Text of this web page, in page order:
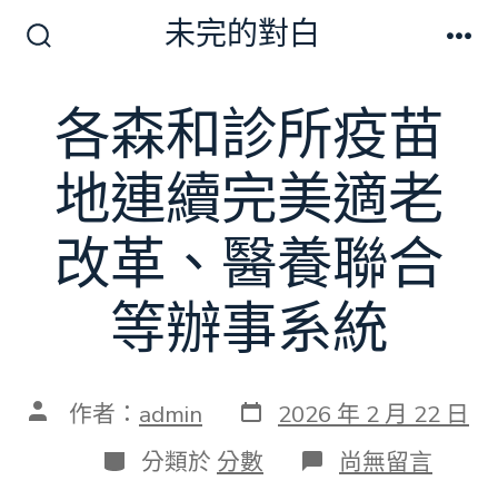
換
開
未完的對白
各森和診所疫苗
地連續完美適老
改革、醫養聯合
等辦事系統
文 作者： admin 發
表
日
期
2026 年 2 月 22 日
分
類
分類於 分數 在
〈各
尚無留言